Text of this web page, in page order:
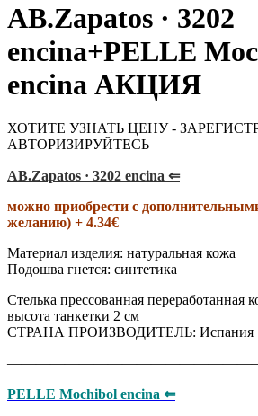
AB.Zapatos · 3202
encina+PELLE
encina АКЦИЯ
ХОТИТЕ УЗНАТЬ ЦЕНУ -
АВТОРИЗИРУЙТЕСЬ
AB.Zapatos · 3202 encina ⇐
можно приобрести с
желанию) + 4.34€
Материал изделия: натуральная кожа
Подошва гнется: синтетика
Стелька прессованная переработанная
высота танкетки 2 см
СТРАНА ПРОИЗВОДИТЕЛЬ: Испания
PELLE Mochibol encina ⇐